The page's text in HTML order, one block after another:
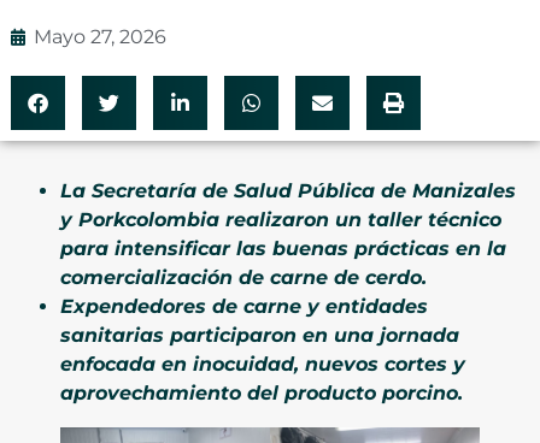
Mayo 27, 2026
La Secretaría de Salud Pública de Manizales
y Porkcolombia realizaron un taller técnico
para intensificar las buenas prácticas en la
comercialización de carne de cerdo.
Expendedores de carne y entidades
sanitarias participaron en una jornada
enfocada en inocuidad, nuevos cortes y
aprovechamiento del producto porcino.